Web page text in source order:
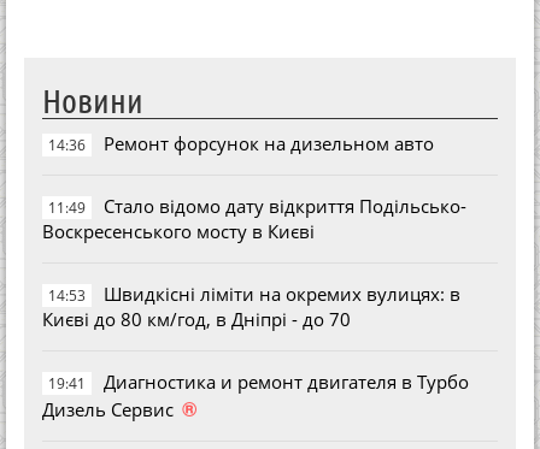
Новини
14:36 Ремонт форсунок на дизельном авто
11:49
Стало відомо дату відкриття Подільсько-
Воскресенського мосту в Києві
14:53
Швидкісні ліміти на окремих вулицях: в
Києві до 80 км/год, в Дніпрі - до 70
19:41
Диагностика и ремонт двигателя в Турбо
Дизель Сервис ®